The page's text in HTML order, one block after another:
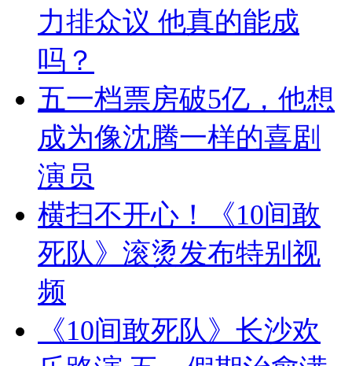
力排众议 他真的能成
吗？
五一档票房破5亿，他想
成为像沈腾一样的喜剧
演员
横扫不开心！《10间敢
死队》滚烫发布特别视
频
《10间敢死队》长沙欢